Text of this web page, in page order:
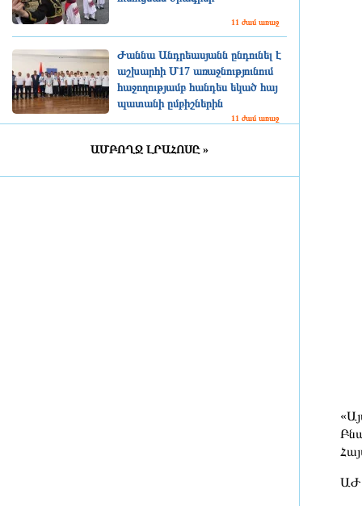
11 ժամ առաջ
Ժաննա Անդրեասյանն ընդունել է
աշխարհի Մ17 առաջնությունում
հաջողությամբ հանդես եկած հայ
պատանի ըմբիշներին
11 ժամ առաջ
Դատախազությունն
ԱՄԲՈՂՋ ԼՐԱՀՈՍԸ »
ԱԺ